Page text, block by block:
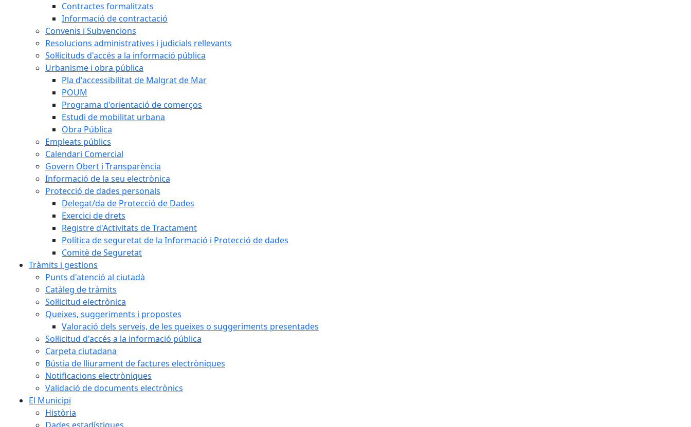
Contractes formalitzats
Informació de contractació
Convenis i Subvencions
Resolucions administratives i judicials rellevants
Sol·licituds d'accés a la informació pública
Urbanisme i obra pública
Pla d'accessibilitat de Malgrat de Mar
POUM
Programa d'orientació de comerços
Estudi de mobilitat urbana
Obra Pública
Empleats públics
Calendari Comercial
Govern Obert i Transparència
Informació de la seu electrònica
Protecció de dades personals
Delegat/da de Protecció de Dades
Exercici de drets
Registre d'Activitats de Tractament
Política de seguretat de la Informació i Protecció de dades
Comitè de Seguretat
Tràmits i gestions
Punts d'atenció al ciutadà
Catàleg de tràmits
Sol·licitud electrònica
Queixes, suggeriments i propostes
Valoració dels serveis, de les queixes o suggeriments presentades
Sol·licitud d'accés a la informació pública
Carpeta ciutadana
Bústia de lliurament de factures electròniques
Notificacions electròniques
Validació de documents electrònics
El Municipi
Història